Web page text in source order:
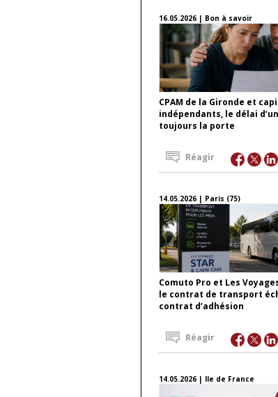
16.05.2026 | Bon à savoir
CPAM de la Gironde et
indépendants, le délai
toujours la porte
Réagir
14.05.2026 | Paris (75)
Comuto Pro et Les
le contrat de transport
contrat d’adhésion
Réagir
14.05.2026 | Ile de France